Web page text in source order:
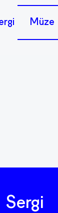
Müze
Sergi